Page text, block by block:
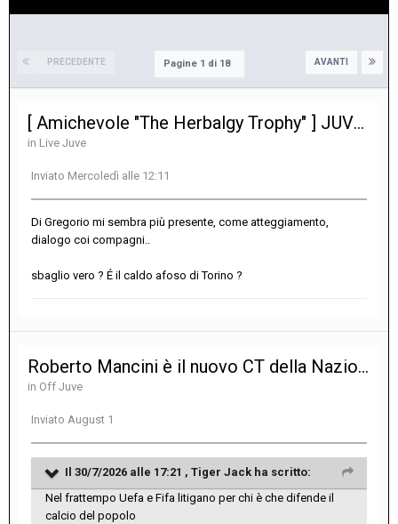
PRECEDENTE AVANTI
Pagine 1 di 18
[ Amichevole "The Herbalgy Trophy" ] JUVENTUS - CHELSEA 1-0
in Live Juve
Inviato Mercoledì alle 12:11
Di Gregorio mi sembra più presente, come atteggiamento,
dialogo coi compagni..
sbaglio vero ? É il caldo afoso di Torino ?
Roberto Mancini è il nuovo CT della Nazionale. Claudio Ranieri direttore tecnico
in Off Juve
Inviato August 1
Il 30/7/2026 alle 17:21 , Tiger Jack ha scritto:
Nel frattempo Uefa e Fifa litigano per chi è che difende il
calcio del popolo